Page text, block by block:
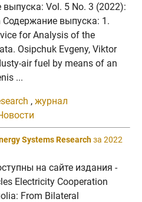
Vol. 5 No. 3 (2022):
Содержание выпуска: 1.
for Analysis of the
Osipchuk Evgeny, Viktor
air fuel by means of an
...
, журнал
Systems Researchза 2022
на сайте издания -
Electricity Cooperation
From Bilateral